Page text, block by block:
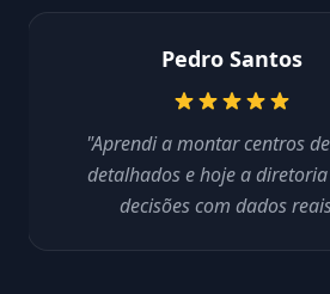
Pedro Santos
"Aprendi a montar centros
detalhados e hoje a
decisões com dados